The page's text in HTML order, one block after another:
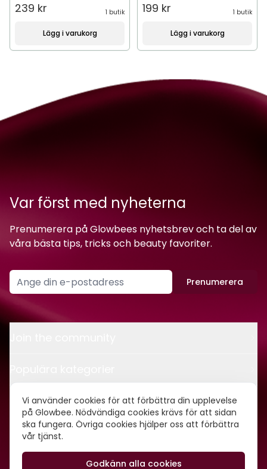
Vi använder cookies för att förbättra din upplevelse
på Glowbee. Nödvändiga cookies krävs för att sidan
ska fungera. Övriga cookies hjälper oss att förbättra
vår tjänst.
Godkänn alla cookies
239 kr 1 butik
Lägg i varukorg
199 kr 1 butik
Lägg i varukorg
Var först med nyheterna
Prenumerera på Glowbees nyhetsbrev och ta del av
våra bästa tips, tricks och beauty favoriter.
Prenumerera
Kontakt
Om oss